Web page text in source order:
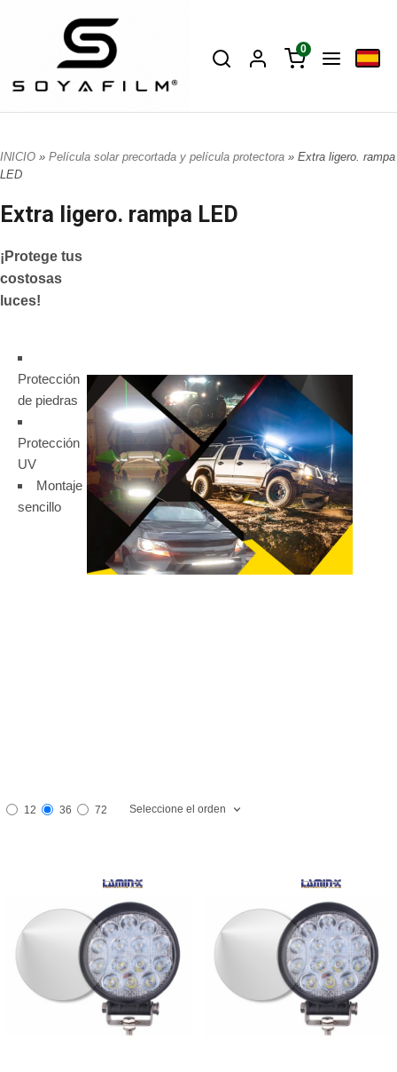
0
INICIO » Película solar precortada y película protectora » Extra ligero. rampa
LED
Extra ligero. rampa LED
¡Protege tus
costosas
luces!
Protección
de piedras
Protección
UV
Montaje
sencillo
12 36 72 Seleccione el orden